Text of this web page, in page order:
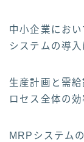
中小企業にお
システムの導入
生産計画と需
ロセス全体の
MRPシステム